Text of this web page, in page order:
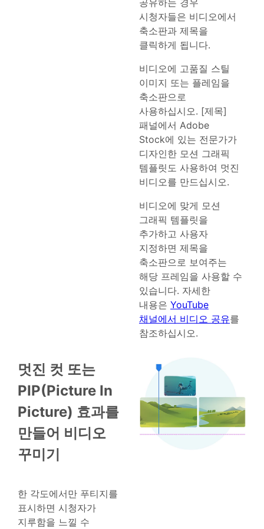
시청자들은 비디오에서
축소판과 제목을
클릭하게 됩니다.
비디오에 고품질 스틸
이미지 또는 플레임을
축소판으로
사용하십시오. [제목]
패널에서 Adobe
Stock에 있는 전문가가
디자인한 모션 그래픽
템플릿도 사용하여 멋진
비디오를 만드십시오.
비디오에 맞게 모션
그래픽 템플릿을
추가하고 사용자
지정하면 제목을
축소판으로 보여주는
해당 프레임을 사용할 수
있습니다. 자세한
내용은 YouTube
채널에서 비디오 공유를
참조하십시오.
멋진 컷 또는
PIP(Picture In
Picture) 효과를
만들어 비디오
꾸미기
한 각도에서만 푸티지를
표시하면 시청자가
지루함을 느낄 수